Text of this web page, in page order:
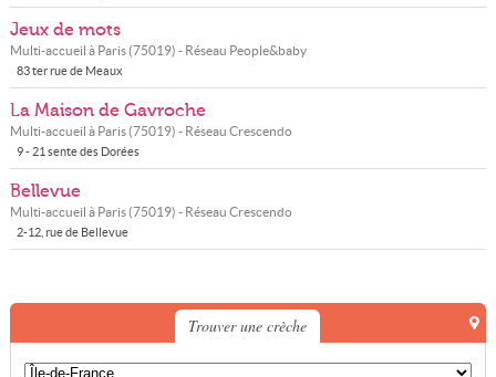
Jeux de mots
Multi-accueil à Paris(75019) - Réseau People&baby
83 ter rue de Meaux
La Maison de Gavroche
Multi-accueil à Paris(75019) - Réseau Crescendo
9 - 21 sente des Dorées
Bellevue
Multi-accueil à Paris(75019) - Réseau Crescendo
2-12, rue de Bellevue
Trouver une crèche